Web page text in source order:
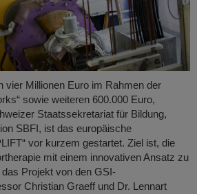
vier Millionen Euro im Rahmen der
sowie weiteren 600.000 Euro,
Staatssekretariat für Bildung,
SBFI, ist das europäische
vor kurzem gestartet. Ziel ist, die
mit einem innovativen Ansatz zu
Projekt von den GSI-
Christian Graeff und Dr. Lennart